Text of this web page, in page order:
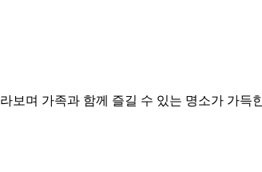
며 가족과 함께 즐길 수 있는 명소가 가